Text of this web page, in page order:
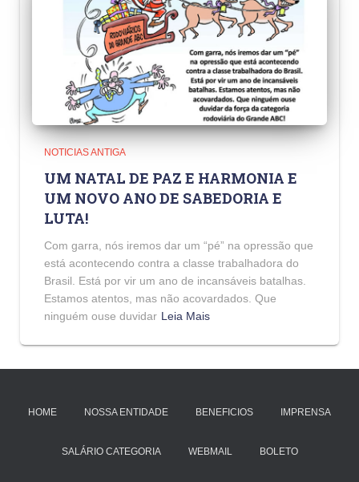
NOTICIAS ANTIGA
UM NATAL DE PAZ E HARMONIA E
UM NOVO ANO DE SABEDORIA E
LUTA!
Com garra, nós iremos dar um “pé” na opressão que
está acontecendo contra a classe trabalhadora do
Brasil. Está por vir um ano de incansáveis batalhas.
Estamos atentos, mas não acovardados. Que
ninguém ouse duvidar Leia Mais
HOME NOSSA ENTIDADE BENEFICIOS IMPRENSA
SALÁRIO CATEGORIA WEBMAIL BOLETO